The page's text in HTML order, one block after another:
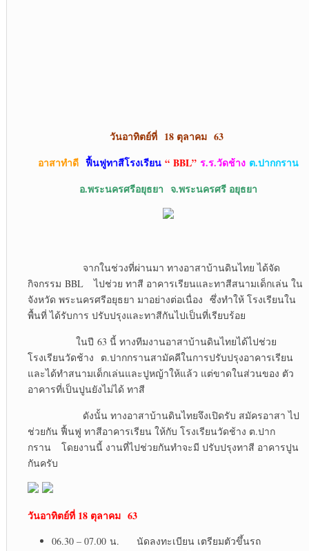
วันอาทิตย์ที่ 18 ตุลาคม 63
อาสาทำดี ฟื้นฟูทาสีโรงเรียน “ BBL” ร.ร.วัดช้างต.ปากกราน
อ.พระนครศรีอยุธยา จ.พระนครศรี อยุธยา
จากในช่วงที่ผ่านมา ทางอาสาบ้านดินไทย ได้จัด
กิจกรรม BBL ไปช่วย ทาสี อาคารเรียนและทาสีสนามเด็กเล่น ใน
จังหวัด พระนครศรีอยุธยา มาอย่างต่อเนื่อง ซึ่งทำให้ โรงเรียนใน
พื้นที่ ได้รับการ ปรับปรุงและทาสีกันไปเป็นที่เรียบร้อย
ในปี 63 นี้ ทางทีมงานอาสาบ้านดินไทยได้ไปช่วย
โรงเรียนวัดช้าง ต.ปากกรานสามัคคีในการปรับปรุงอาคารเรียน
และได้ทำสนามเด็กเล่นและปูหญ้าให้แล้ว แต่ขาดในส่วนของ ตัว
อาคารที่เป็นปูนยังไม่ได้ ทาสี
ดังนั้น ทางอาสาบ้านดินไทยจึงเปิดรับ สมัครอาสา ไป
ช่วยกัน ฟื้นฟู ทาสีอาคารเรียน ให้กับ โรงเรียนวัดช้าง ต.ปาก
กราน โดยงานนี้ งานที่ไปช่วยกันทำจะมี ปรับปรุงทาสี อาคารปูน
กันครับ
วันอาทิตย์ที่ 18 ตุลาคม 63
06.30 – 07.00 น. นัดลงทะเบียน เตรียมตัวขึ้นรถ